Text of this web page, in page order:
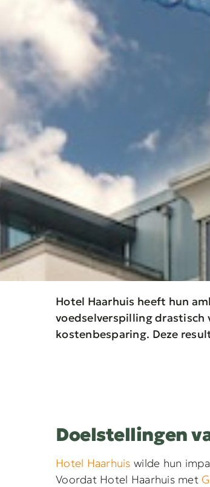
Hotel Haarhuis heeft hun
voedselverspilling drastisch
kostenbesparing. Deze
Doelstellingen
Hotel Haarhuis wilde hun
Voordat Hotel Haarhuis met